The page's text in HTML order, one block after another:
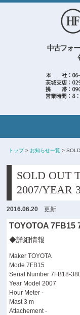
中古フォ
トップ> お知らせ一覧 >
SOLD OUT
2007/YEAR
2016.06.20 更新
TOYOTOA 7FB15
◆詳細情報
Maker TOYOTA
Mode 7FB15
Serial Number 7FB18-
Year Model 2007
Hour Meter -
Mast 3 m
Attachement -